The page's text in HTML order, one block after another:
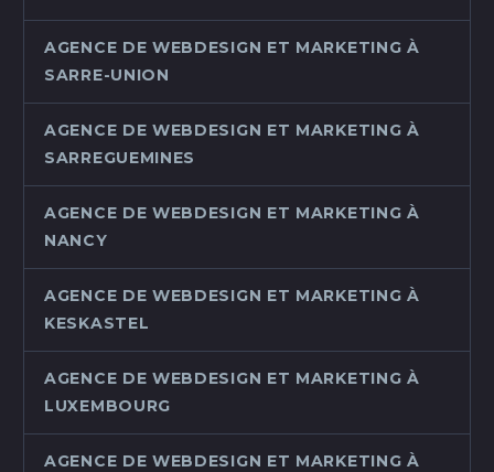
AGENCE DE WEBDESIGN ET MARKETING À
SARRE-UNION
AGENCE DE WEBDESIGN ET MARKETING À
SARREGUEMINES
AGENCE DE WEBDESIGN ET MARKETING À
NANCY
AGENCE DE WEBDESIGN ET MARKETING À
KESKASTEL
AGENCE DE WEBDESIGN ET MARKETING À
LUXEMBOURG
AGENCE DE WEBDESIGN ET MARKETING À